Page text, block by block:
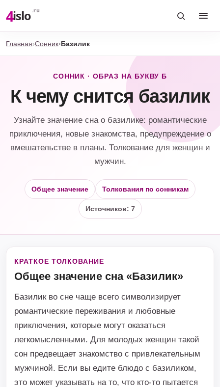
4islo .ru
Главная Сонник Базилик
СОННИК · ОБРАЗ НА БУКВУ Б
К чему снится базилик
Узнайте значение сна о базилике: романтические
приключения, новые знакомства, предупреждение о
вмешательстве в планы. Толкование для женщин и
мужчин.
Общее значение Толкования по сонникам
Источников: 7
КРАТКОЕ ТОЛКОВАНИЕ
Общее значение сна «Базилик»
Базилик во сне чаще всего символизирует
романтические переживания и любовные
приключения, которые могут оказаться
легкомысленными. Для молодых женщин такой
сон предвещает знакомство с привлекательным
мужчиной. Если вы едите блюдо с базиликом,
это может указывать на то, что кто-то пытается